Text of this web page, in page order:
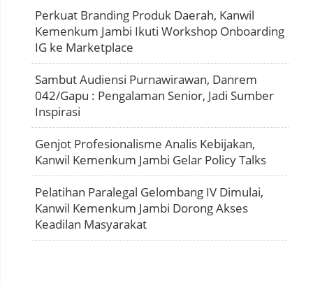
Perkuat Branding Produk Daerah, Kanwil
Kemenkum Jambi Ikuti Workshop Onboarding
IG ke Marketplace
Sambut Audiensi Purnawirawan, Danrem
042/Gapu : Pengalaman Senior, Jadi Sumber
Inspirasi
Genjot Profesionalisme Analis Kebijakan,
Kanwil Kemenkum Jambi Gelar Policy Talks
Pelatihan Paralegal Gelombang IV Dimulai,
Kanwil Kemenkum Jambi Dorong Akses
Keadilan Masyarakat